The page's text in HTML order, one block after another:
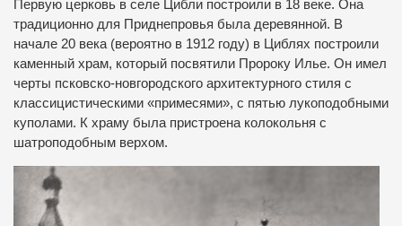
Первую церковь в селе Цибли построили в 18 веке. Она
традиционно для Приднепровья была деревянной. В
начале 20 века (вероятно в 1912 году) в Циблях построили
каменный храм, который посвятили Пророку Илье. Он имел
черты псковско-новгородского архитектурного стиля с
классицистическими «примесями», с пятью лукоподобными
куполами. К храму была пристроена колокольня с
шатроподобным верхом.